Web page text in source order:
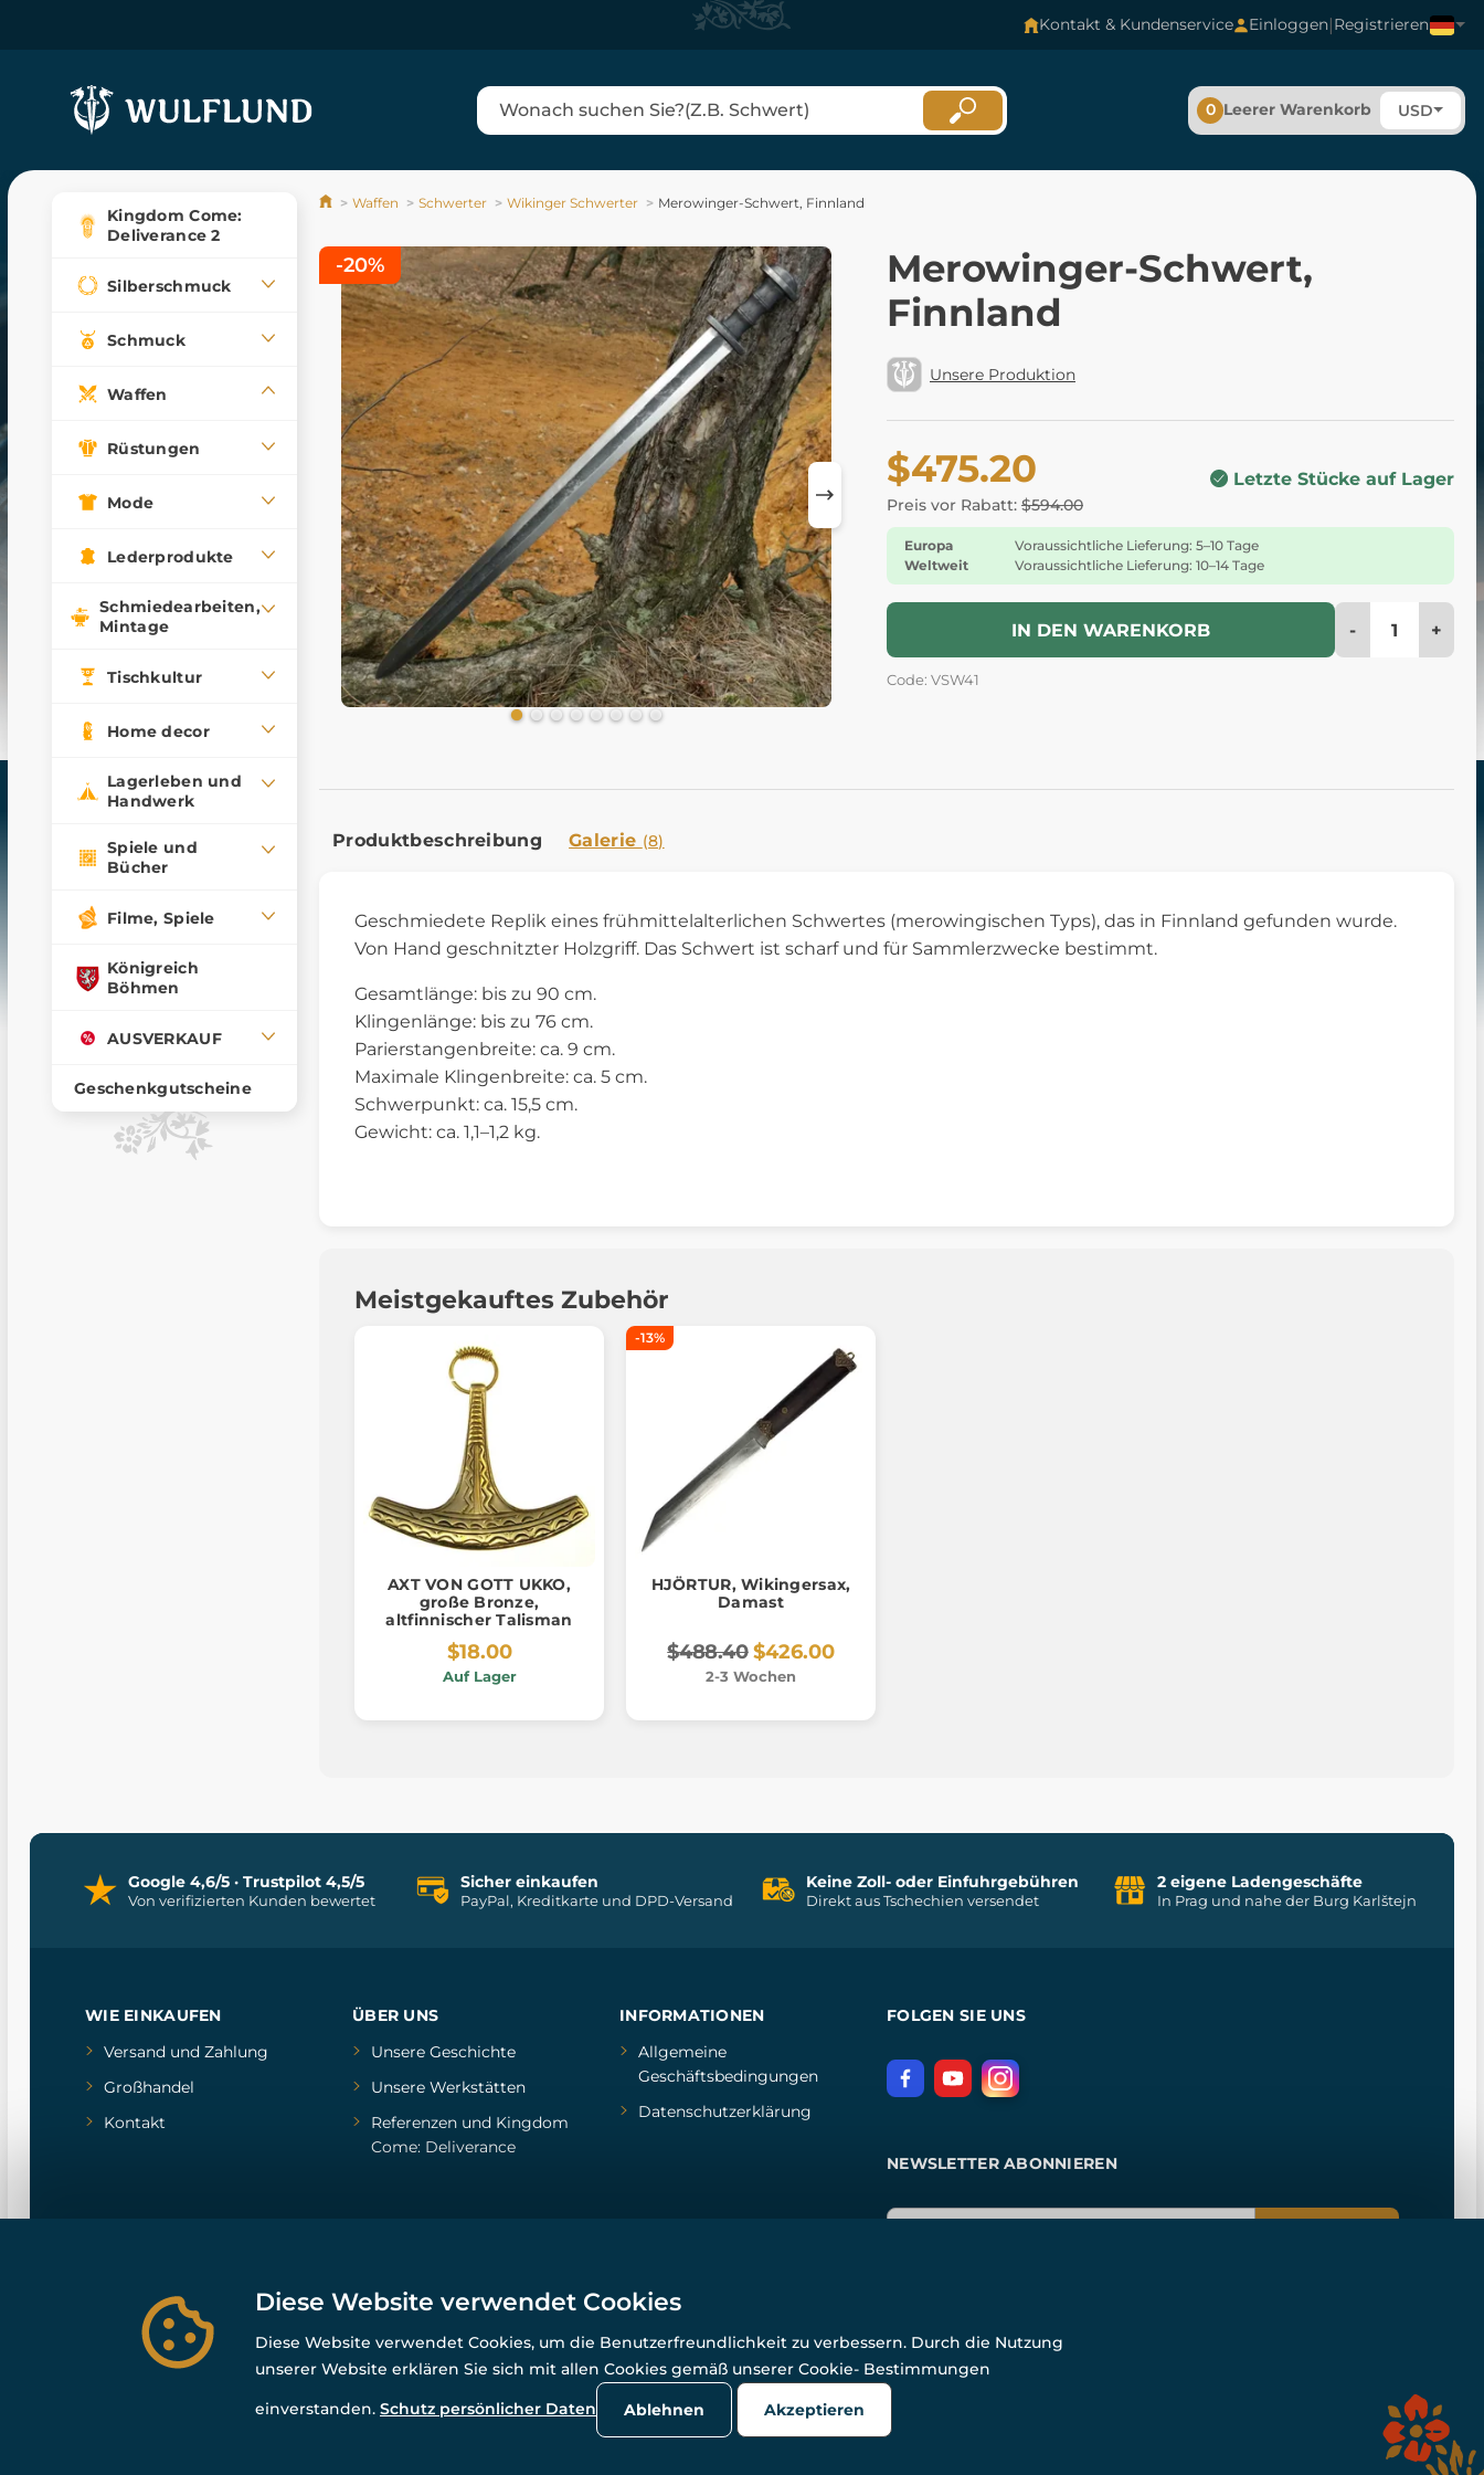
Kontakt & Kundenservice Einloggen|Registrieren
0 Leerer Warenkorb USD
Kingdom Come:
Deliverance 2
Silberschmuck
Schmuck
Waffen
Rüstungen
Mode
Lederprodukte
Schmiedearbeiten,
Mintage
Tischkultur
Home decor
Lagerleben und
Handwerk
Spiele und
Bücher
Filme, Spiele
Königreich
Böhmen
AUSVERKAUF
Geschenkgutscheine
Waffen Schwerter Wikinger Schwerter Merowinger-Schwert, Finnland
Merowinger-Schwert,
Finnland
Unsere Produktion
$475.20
Preis vor Rabatt: $594.00
Letzte Stücke auf Lager
Europa
Voraussichtliche Lieferung: 5–10 Tage
Weltweit
Voraussichtliche Lieferung: 10–14 Tage
IN DEN WARENKORB - +
Code: VSW41
-20%
Produktbeschreibung Galerie (8)
Geschmiedete Replik eines frühmittelalterlichen Schwertes (merowingischen Typs), das in Finnland gefunden wurde.
Von Hand geschnitzter Holzgriff. Das Schwert ist scharf und für Sammlerzwecke bestimmt.
Gesamtlänge: bis zu 90 cm.
Klingenlänge: bis zu 76 cm.
Parierstangenbreite: ca. 9 cm.
Maximale Klingenbreite: ca. 5 cm.
Schwerpunkt: ca. 15,5 cm.
Gewicht: ca. 1,1–1,2 kg.
Meistgekauftes Zubehör
AXT VON GOTT UKKO,
große Bronze,
altfinnischer Talisman
$18.00
Auf Lager
-13%
HJÖRTUR, Wikingersax,
Damast
$488.40$426.00
2-3 Wochen
Google 4,6/5 · Trustpilot 4,5/5
Von verifizierten Kunden bewertet
Sicher einkaufen
PayPal, Kreditkarte und DPD-Versand
Keine Zoll- oder Einfuhrgebühren
Direkt aus Tschechien versendet
2 eigene Ladengeschäfte
In Prag und nahe der Burg Karlštejn
WIE EINKAUFEN
Versand und Zahlung
Großhandel
Kontakt
ÜBER UNS
Unsere Geschichte
Unsere Werkstätten
Referenzenund Kingdom
Come: Deliverance
INFORMATIONEN
Allgemeine
Geschäftsbedingungen
Datenschutzerklärung
FOLGEN SIE UNS
NEWSLETTER ABONNIEREN
© Alle Rechte vorbehalten. www.wulflund.de 2007-2026.
Powered by
Simplia.cz , protected by reCAPTCHA.
Diese Website verwendet Cookies
Diese Website verwendet Cookies, um die Benutzerfreundlichkeit zu verbessern. Durch die Nutzung
unserer Website erklären Sie sich mit allen Cookies gemäß unserer Cookie- Bestimmungen
einverstanden. Schutz persönlicher Daten Ablehnen Akzeptieren